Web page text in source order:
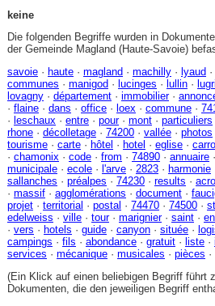
keine
Die folgenden Begriffe wurden in
der Gemeinde Magland (Haute-Savoie)
savoie · haute · magland · machilly · lyaud ·
communes · manigod · lucinges · lullin ·
lovagny · département · immobilier·
· flaine · dans · office · loex · commune ·
· leschaux · entre · pour· mont · particuliers
rhone · décolletage · 74200 · vallée · photos
tourisme · carte · hôtel · hotel · eglise ·
· chamonix · code · from · 74890 · annuaire ·
municipale · ecole · l'arve · 2823 · harmonie
sallanches · préalpes · 74230 · results ·
· massif · agglomérations · document ·
projet · territorial · postal · 74470 · 74500 ·
edelweiss · ville · tour· marignier· saint ·
· vers · hotels · guide · canyon · située ·
campings · fils · abondance · gratuit · liste ·
services · mécanique · musicales · pièces ·
(Ein Klick auf einen beliebigen Begriff führt
Dokumenten, die den jeweiligen Begriff